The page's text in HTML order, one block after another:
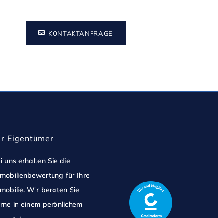
KONTAKTANFRAGE
Eigentümer
uns erhalten Sie die
für Ihre
Wir beraten Sie
in einem perönlichem